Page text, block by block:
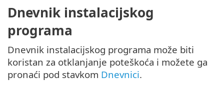
Dnevnik instalacijskog
programa
Dnevnik instalacijskog programa može biti
koristan za otklanjanje poteškoća i možete ga
pronaći pod stavkom Dnevnici.